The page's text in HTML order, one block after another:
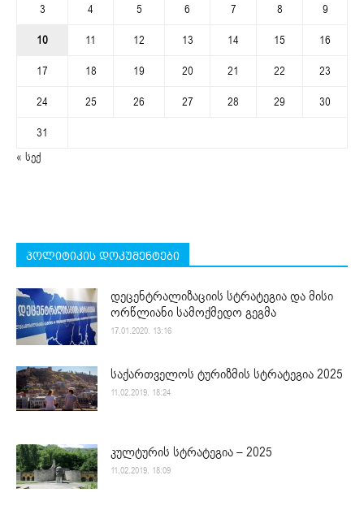
3
4 5 6 7 8
9
10
11 12 13 14 15
16
17
18 19 20 21 22
23
24
25 26 27 28 29
30
31
« სექ
პოლიტიკის დოკუმენტები
დეცენტრალიზაციის სტრატეგია და მისი
ორწლიანი სამოქმედო გეგმა
17.01.2020. 13:16
საქართველოს ტურიზმის სტრატეგია 2025
11.02.2019. 18:24
კულტურის სტრატეგია – 2025
11.02.2019. 18:09